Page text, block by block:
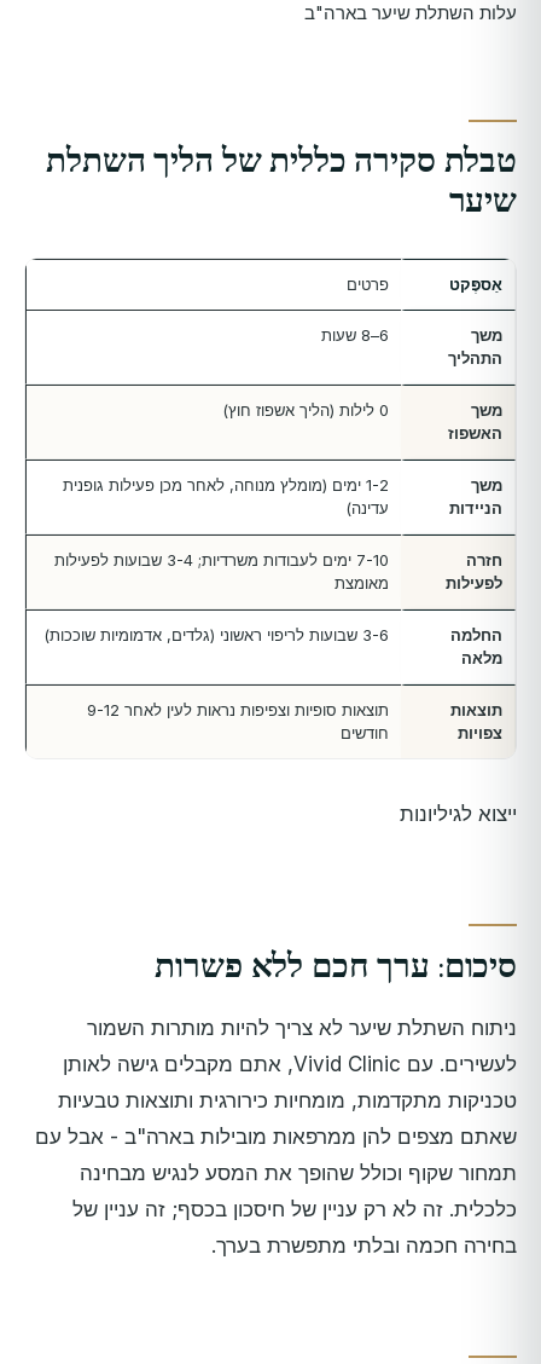
עלות השתלת שיער בארה"ב
טבלת סקירה כללית של הליך השתלת
שיער
אַספֶּקט פרטים
משך
התהליך
6–8 שעות
משך
האשפוז
0 לילות (הליך אשפוז חוץ)
משך
הניידות
1-2 ימים (מומלץ מנוחה, לאחר מכן פעילות גופנית
עדינה)
חזרה
לפעילות
7-10 ימים לעבודות משרדיות; 3-4 שבועות לפעילות
מאומצת
החלמה
מלאה
3-6 שבועות לריפוי ראשוני (גלדים, אדמומיות שוככות)
תוצאות
צפויות
תוצאות סופיות וצפיפות נראות לעין לאחר 9-12
חודשים
ייצוא לגיליונות
סיכום: ערך חכם ללא פשרות
ניתוח השתלת שיער לא צריך להיות מותרות השמור
לעשירים. עם Vivid Clinic, אתם מקבלים גישה לאותן
טכניקות מתקדמות, מומחיות כירורגית ותוצאות טבעיות
שאתם מצפים להן ממרפאות מובילות בארה"ב - אבל עם
תמחור שקוף וכולל שהופך את המסע לנגיש מבחינה
כלכלית. זה לא רק עניין של חיסכון בכסף; זה עניין של
בחירה חכמה ובלתי מתפשרת בערך.